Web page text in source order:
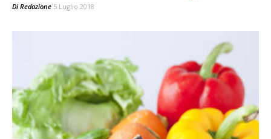
Di Redazione 5 Luglio 2018